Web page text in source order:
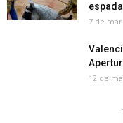
7 de
12 de